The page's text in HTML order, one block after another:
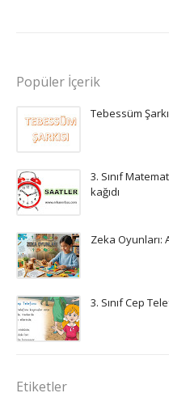
Popüler İçerik
Tebessüm
3. Sınıf
kağıdı
Zeka Oyunları:
3. Sınıf Cep
Etiketler